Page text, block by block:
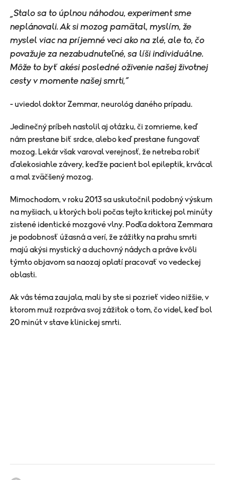
„Stalo sa to úplnou náhodou, experiment sme
neplánovali. Ak si mozog pamätal, myslím, že
myslel viac na príjemné veci ako na zlé, ale to, čo
považuje za nezabudnuteľné, sa líši individuálne.
Môže to byť akési posledné oživenie našej životnej
cesty v momente našej smrti,“
- uviedol doktor Zemmar, neurológ daného prípadu.
Jedinečný príbeh nastolil aj otázku, či zomrieme, keď
nám prestane biť srdce, alebo keď prestane fungovať
mozog. Lekár však varoval verejnosť, že netreba robiť
ďalekosiahle závery, keďže pacient bol epileptik, krvácal
a mal zväčšený mozog.
Mimochodom, v roku 2013 sa uskutočnil podobný výskum
na myšiach, u ktorých boli počas tejto kritickej pol minúty
zistené identické mozgové vlny. Podľa doktora Zemmara
je podobnosť úžasná a verí, že zážitky na prahu smrti
majú akýsi mystický a duchovný nádych a práve kvôli
týmto objavom sa naozaj oplatí pracovať vo vedeckej
oblasti.
Ak vás téma zaujala, mali by ste si pozrieť video nižšie, v
ktorom muž rozpráva svoj zážitok o tom, čo videl, keď bol
20 minút v stave klinickej smrti.